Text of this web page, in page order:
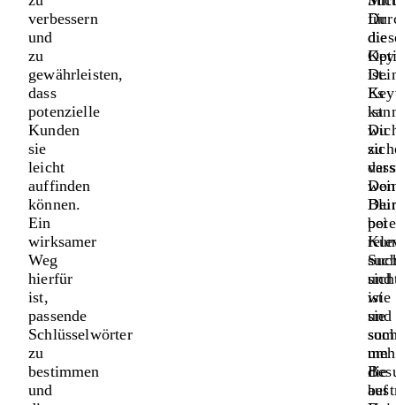
verbessern
und
zu
gewährleisten,
dass
potenzielle
Kunden
sie
leicht
auffinden
können.
Ein
wirksamer
Weg
hierfür
ist,
passende
Schlüsselwörter
zu
bestimmen
und
die
Du
dass
bei
ist
und
auf
für
ist.
Es
ist
zu
und
wie
sie
um
die